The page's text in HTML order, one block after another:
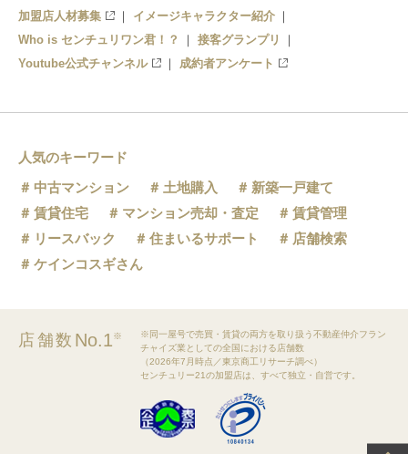
加盟店人材募集
イメージキャラクター紹介
Who is センチュリワン君！？
接客グランプリ
Youtube公式チャンネル
成約者アンケート
人気のキーワード
中古マンション
土地購入
新築一戸建て
賃貸住宅
マンション売却・査定
賃貸管理
リースバック
住まいるサポート
店舗検索
ケインコスギさん
店舗数 No.1※
※同一屋号で売買・賃貸の両方を取り扱う不動産仲介フラン
チャイズ業としての全国における店舗数
（2026年7月時点／東京商工リサーチ調べ）
センチュリー21の加盟店は、すべて独立・自営です。